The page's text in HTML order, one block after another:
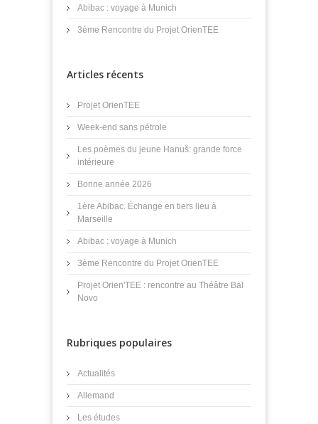
Abibac : voyage à Munich
3ème Rencontre du Projet OrienTEE
Articles récents
Projet OrienTEE
Week-end sans pétrole
Les poèmes du jeune Hanuš: grande force
intérieure
Bonne année 2026
1ère Abibac. Échange en tiers lieu à
Marseille
Abibac : voyage à Munich
3ème Rencontre du Projet OrienTEE
Projet Orien'TEE : rencontre au Théâtre Bal
Novo
Rubriques populaires
Actualités
Allemand
Les études